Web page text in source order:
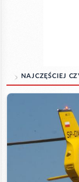
NAJCZĘŚCIEJ